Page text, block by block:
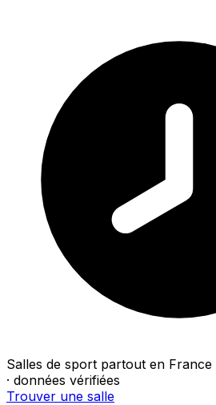
Salles de sport partout en France
· données vérifiées
Trouver une salle